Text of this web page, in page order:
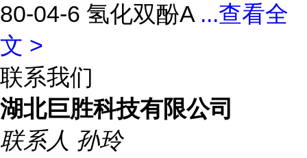
80-04-6 氢化双酚A ...查看全
文 >
联系我们
湖北巨胜科技有限公司
联系人 孙玲